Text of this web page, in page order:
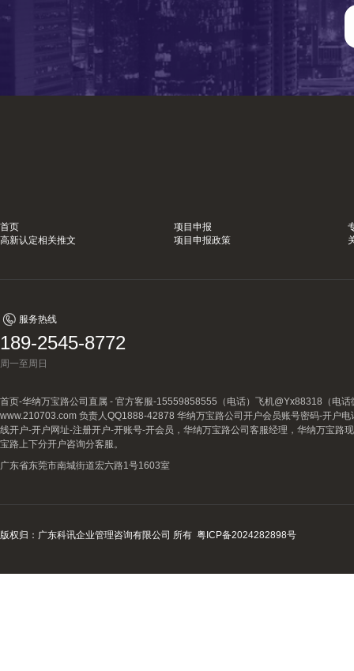
首页 项目申报
高新认定相关推文
项目申报政策
服务热线
189-2545-8772
周一至周日
首页-华纳万宝路公司直属 - 官方客服-15559858555（电话）飞机@Yx88318（电
www.210703.com 负责人QQ1888-42878 华纳万宝路公司开户会员账号密码-开户
线开户-开户网址-注册开户-开账号-开会员，华纳万宝路公司客服经理，华纳万宝路
宝路上下分开户咨询分客服。
广东省东莞市南城街道宏六路1号1603室
版权归：广东科讯企业管理咨询有限公司 所有 粤ICP备2024282898号